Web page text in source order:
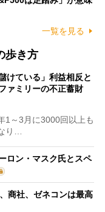
一覧を見る
歩き方
けている」利益相反と
ァミリーの不正蓄財
1～3月に3000回以上も
り…
ロン・マスク氏とスペ
商社、ゼネコンは最高